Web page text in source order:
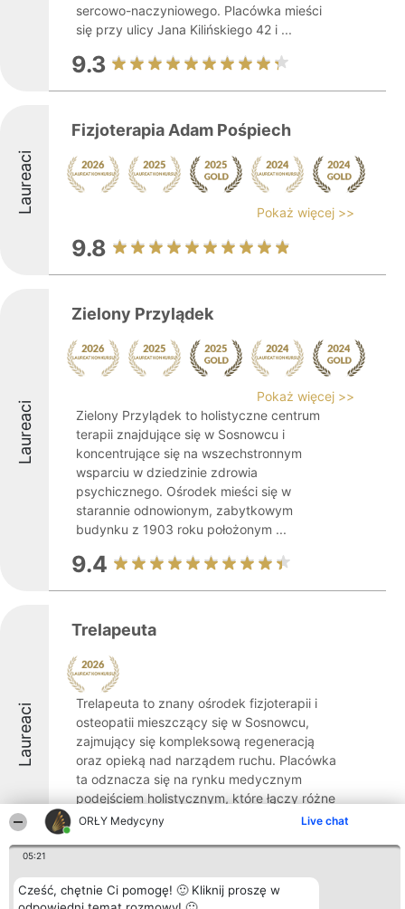
ORŁY Medycyny Live chat
05:21
Cześć, chętnie Ci pomogę! 🙂 Kliknij proszę w
sercowo-naczyniowego. Placówka mieści
się przy ulicy Jana Kilińskiego 42 i ...
9.3
Laureaci
Fizjoterapia Adam Pośpiech
Pokaż więcej >>
9.8
Laureaci
Zielony Przylądek
Pokaż więcej >>
Zielony Przylądek to holistyczne centrum
terapii znajdujące się w Sosnowcu i
koncentrujące się na wszechstronnym
wsparciu w dziedzinie zdrowia
psychicznego. Ośrodek mieści się w
starannie odnowionym, zabytkowym
budynku z 1903 roku położonym ...
9.4
Laureaci
Trelapeuta
Trelapeuta to znany ośrodek fizjoterapii i
osteopatii mieszczący się w Sosnowcu,
zajmujący się kompleksową regeneracją
oraz opieką nad narządem ruchu. Placówka
ta odznacza się na rynku medycznym
podejściem holistycznym, które łączy różne
techniki: ...
10